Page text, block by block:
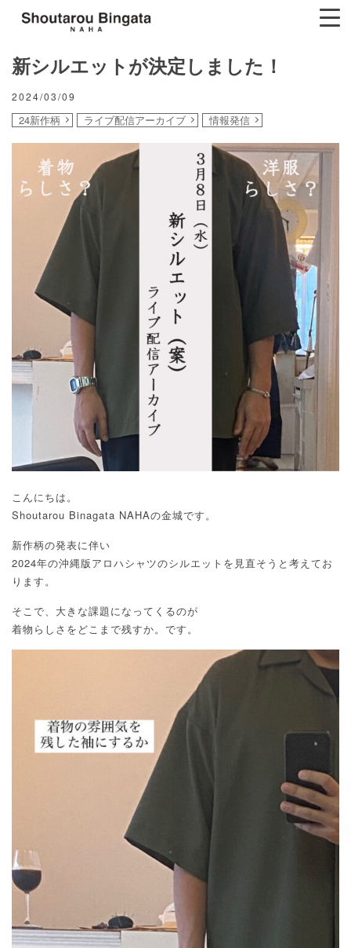
新シルエットが決定しました！
2024/03/09
24新作柄 ライブ配信アーカイブ 情報発信
こんにちは。
Shoutarou Binagata NAHAの金城です。
新作柄の発表に伴い
2024年の沖縄版アロハシャツのシルエットを見直そうと考えてお
ります。
そこで、大きな課題になってくるのが
着物らしさをどこまで残すか。です。